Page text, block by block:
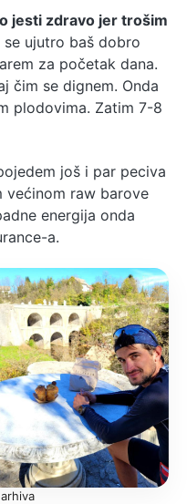
jesti zdravo jer trošim
se ujutro baš dobro
za početak dana.
čim se dignem. Onda
plodovima. Zatim 7-8
još i par peciva
većinom raw barove
energija onda
a.